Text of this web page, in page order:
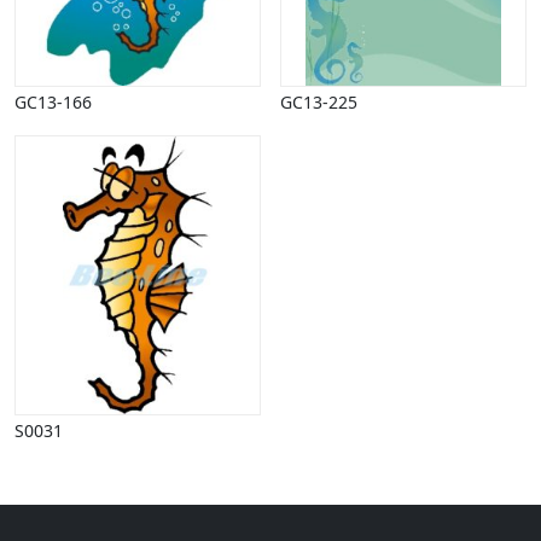
Halloween
Håndværk
Huse, bygninger
Kærlighed, bryllup
Kommunikation, nyhedsformidling
Køretøjer
Landbrug
Lov, orden
Lyd, billede
Mad, drikke
Mærkedage
Marked, kræmmere
Mennesker
Natur
GC13-166 GC13-225
S0031